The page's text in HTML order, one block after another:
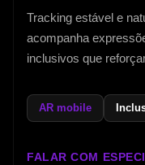
Tracking estável e
acompanha
inclusivos que
AR mobile
FALAR COM